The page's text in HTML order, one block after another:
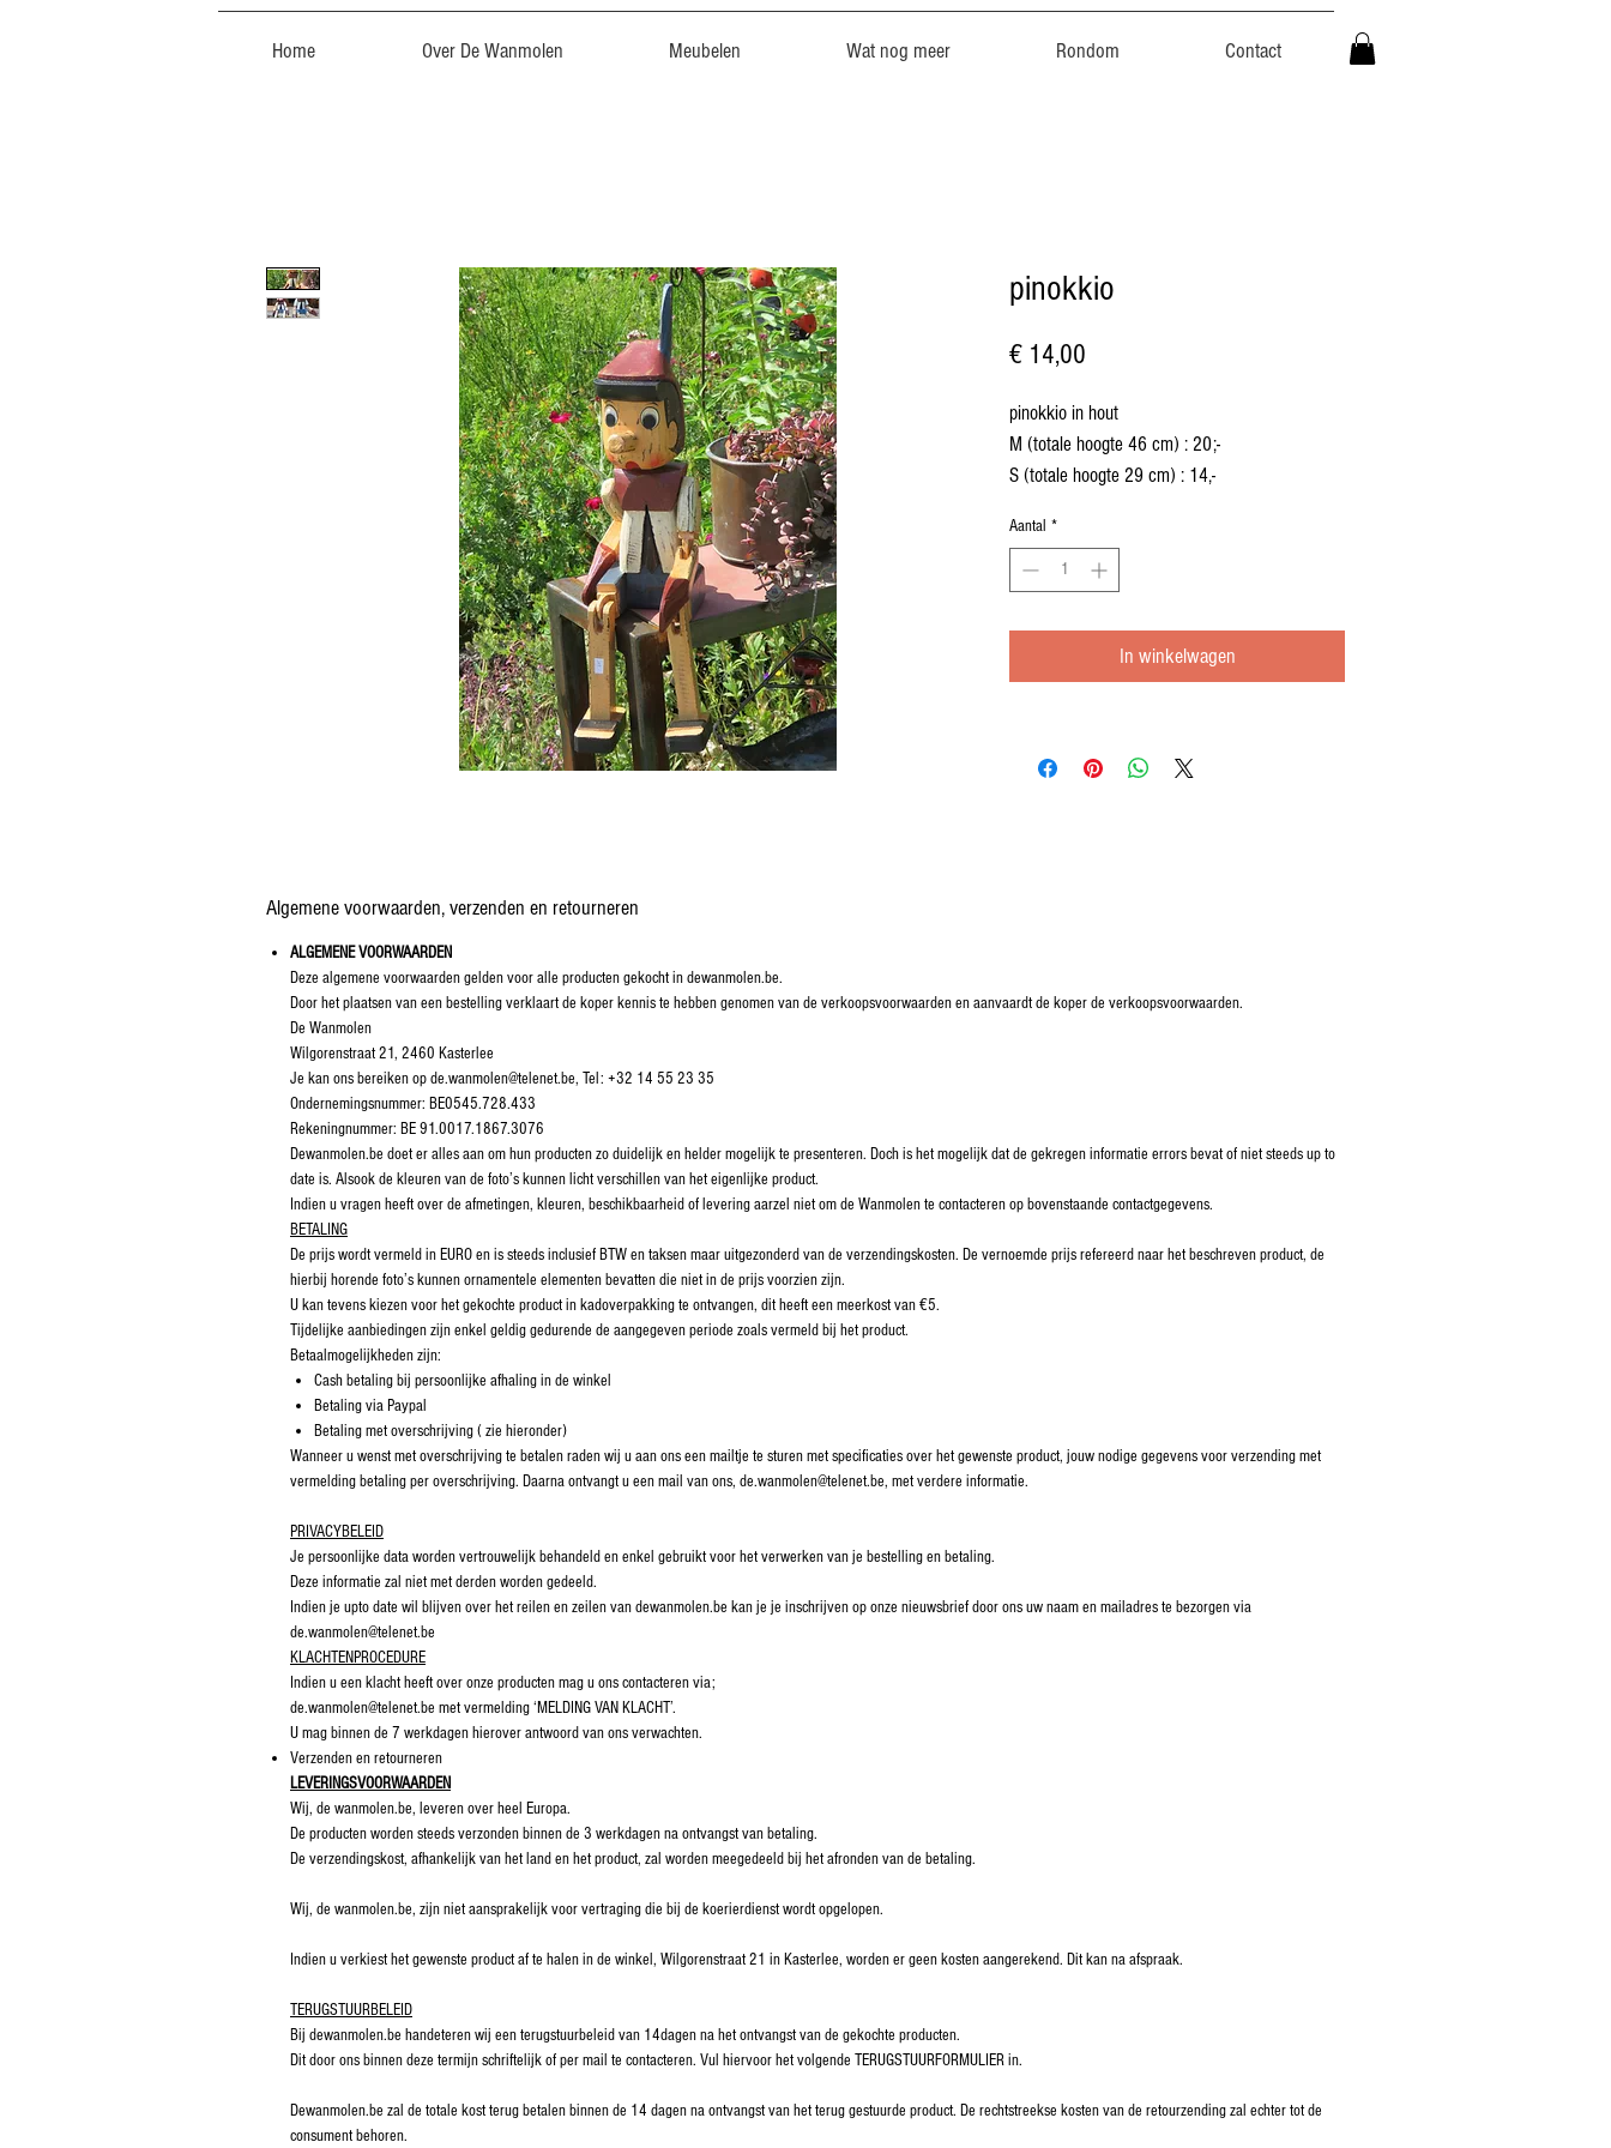
Home Over De Wanmolen Meubelen Wat nog meer Rondom Contact
pinokkio
€ 14,00
pinokkio in hout
M (totale hoogte 46 cm) : 20;-
S (totale hoogte 29 cm) : 14,-
Aantal *
In winkelwagen
Algemene voorwaarden, verzenden en retourneren
ALGEMENE VOORWAARDEN
Deze algemene voorwaarden gelden voor alle producten gekocht in dewanmolen.be.
Door het plaatsen van een bestelling verklaart de koper kennis te hebben genomen van de verkoopsvoorwaarden en aanvaardt de koper de verkoopsvoorwaarden.
De Wanmolen
Wilgorenstraat 21, 2460 Kasterlee
Je kan ons bereiken op de.wanmolen@telenet.be, Tel: +32 14 55 23 35
Ondernemingsnummer: BE0545.728.433
Rekeningnummer: BE 91.0017.1867.3076
Dewanmolen.be doet er alles aan om hun producten zo duidelijk en helder mogelijk te presenteren. Doch is het mogelijk dat de gekregen informatie errors bevat of niet steeds up to
date is. Alsook de kleuren van de foto’s kunnen licht verschillen van het eigenlijke product.
Indien u vragen heeft over de afmetingen, kleuren, beschikbaarheid of levering aarzel niet om de Wanmolen te contacteren op bovenstaande contactgegevens.
BETALING
De prijs wordt vermeld in EURO en is steeds inclusief BTW en taksen maar uitgezonderd van de verzendingskosten. De vernoemde prijs refereerd naar het beschreven product, de
hierbij horende foto’s kunnen ornamentele elementen bevatten die niet in de prijs voorzien zijn.
U kan tevens kiezen voor het gekochte product in kadoverpakking te ontvangen, dit heeft een meerkost van €5.
Tijdelijke aanbiedingen zijn enkel geldig gedurende de aangegeven periode zoals vermeld bij het product.
Betaalmogelijkheden zijn:
Cash betaling bij persoonlijke afhaling in de winkel
Betaling via Paypal
Betaling met overschrijving ( zie hieronder)
Wanneer u wenst met overschrijving te betalen raden wij u aan ons een mailtje te sturen met specificaties over het gewenste product, jouw nodige gegevens voor verzending met
vermelding betaling per overschrijving. Daarna ontvangt u een mail van ons, de.wanmolen@telenet.be, met verdere informatie.
PRIVACYBELEID
Je persoonlijke data worden vertrouwelijk behandeld en enkel gebruikt voor het verwerken van je bestelling en betaling.
Deze informatie zal niet met derden worden gedeeld.
Indien je upto date wil blijven over het reilen en zeilen van dewanmolen.be kan je je inschrijven op onze nieuwsbrief door ons uw naam en mailadres te bezorgen via
de.wanmolen@telenet.be
KLACHTENPROCEDURE
Indien u een klacht heeft over onze producten mag u ons contacteren via;
de.wanmolen@telenet.be met vermelding ‘MELDING VAN KLACHT’.
U mag binnen de 7 werkdagen hierover antwoord van ons verwachten.
Verzenden en retourneren
LEVERINGSVOORWAARDEN
Wij, de wanmolen.be, leveren over heel Europa.
De producten worden steeds verzonden binnen de 3 werkdagen na ontvangst van betaling.
De verzendingskost, afhankelijk van het land en het product, zal worden meegedeeld bij het afronden van de betaling.
Wij, de wanmolen.be, zijn niet aansprakelijk voor vertraging die bij de koerierdienst wordt opgelopen.
Indien u verkiest het gewenste product af te halen in de winkel, Wilgorenstraat 21 in Kasterlee, worden er geen kosten aangerekend. Dit kan na afspraak.
TERUGSTUURBELEID
Bij dewanmolen.be handeteren wij een terugstuurbeleid van 14dagen na het ontvangst van de gekochte producten.
Dit door ons binnen deze termijn schriftelijk of per mail te contacteren. Vul hiervoor het volgende TERUGSTUURFORMULIER in.
Dewanmolen.be zal de totale kost terug betalen binnen de 14 dagen na ontvangst van het terug gestuurde product. De rechtstreekse kosten van de retourzending zal echter tot de
consument behoren.